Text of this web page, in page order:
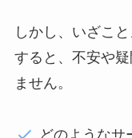
しかし、いざこ
すると、不安や
ません。
どのようなサ